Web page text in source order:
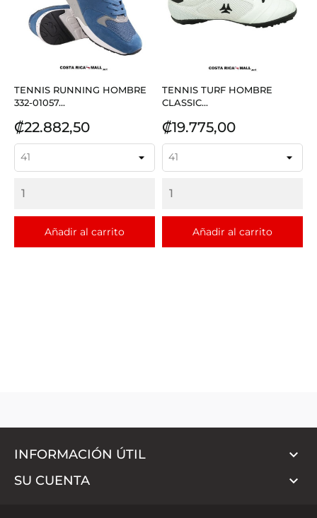
TENNIS RUNNING HOMBRE
332-01057...
Precio
₡22.882,50
Añadir al carrito
TENNIS TURF HOMBRE
CLASSIC...
Precio
₡19.775,00
Añadir al carrito
INFORMACIÓN ÚTIL 
SU CUENTA 